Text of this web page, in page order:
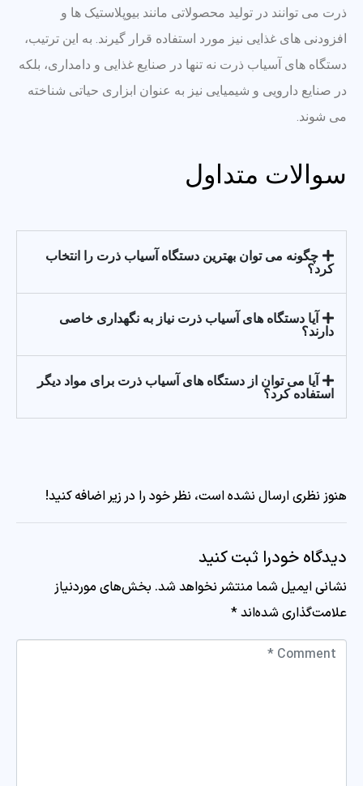
ذرت می توانند در تولید محصولاتی مانند بیوپلاستیک ها و
افزودنی های غذایی نیز مورد استفاده قرار گیرند. به این ترتیب،
دستگاه های آسیاب ذرت نه تنها در صنایع غذایی و دامداری، بلکه
در صنایع دارویی و شیمیایی نیز به عنوان ابزاری حیاتی شناخته
می شوند.
سوالات متداول
چگونه می توان بهترین دستگاه آسیاب ذرت را انتخاب
کرد؟
آیا دستگاه های آسیاب ذرت نیاز به نگهداری خاصی
دارند؟
آیا می توان از دستگاه های آسیاب ذرت برای مواد دیگر
استفاده کرد؟
هنوز نظری ارسال نشده است، نظر خود را در زیر اضافه کنید!
دیدگاه خودرا ثبت کنید
نشانی ایمیل شما منتشر نخواهد شد. بخش‌های موردنیاز
علامت‌گذاری شده‌اند*
Comment *